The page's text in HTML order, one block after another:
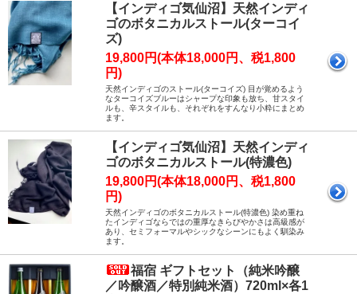
【インディゴ気仙沼】天然インディ
ゴのボタニカルストール(ターコイ
ズ)
19,800円(本体18,000円、税1,800
円)
天然インディゴのストール(ターコイズ) 目が覚めるよう
なターコイズブルーはシャープな印象も放ち、甘スタイ
ルも、辛スタイルも、それぞれをすんなり小粋にまとめ
ます。
【インディゴ気仙沼】天然インディ
ゴのボタニカルストール(特濃色)
19,800円(本体18,000円、税1,800
円)
天然インディゴのボタニカルストール(特濃色) 染め重ね
たインディゴならではの重厚なきらびやかさは高級感が
あり、セミフォーマルやシックなシーンにもよく馴染み
ます。
福宿 ギフトセット（純米吟醸
／吟醸酒／特別純米酒）720ml×各1